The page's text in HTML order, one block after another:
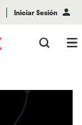
Iniciar Sesión